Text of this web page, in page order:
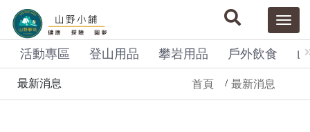
活動專區 登山用品 攀岩用品 戶外飲食
最新消息 首頁 最新消息